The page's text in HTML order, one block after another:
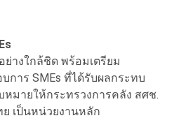
างใกล้ชิด พร้อมเตรียม
การ SMEs ที่ได้รับผลกระทบ
หมายให้กระทรวงการคลัง สศช.
เป็นหน่วยงานหลัก